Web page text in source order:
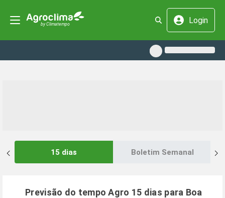
Login
15 dias Boletim Semanal
Previsão do tempo Agro 15 dias para Boa